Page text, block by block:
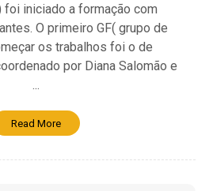
foi iniciado a formação com
O primeiro GF( grupo de
os trabalhos foi o de
por Diana Salomão e
...
Read More